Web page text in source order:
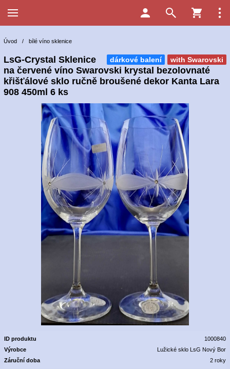
Úvod / bílé víno sklenice
with Swarovski
dárkové balení
LsG-Crystal Sklenice
na červené víno Swarovski krystal bezolovnaté
křišťálové sklo ručně broušené dekor Kanta Lara
908 450ml 6 ks
ID produktu
1000840
Výrobce
Lužické sklo LsG Nový Bor
Záruční doba
2 roky